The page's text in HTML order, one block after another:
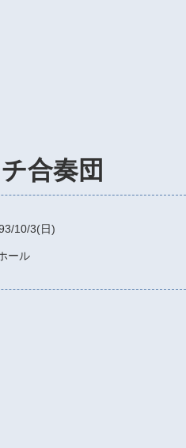
合奏団
10/3(日)
ール